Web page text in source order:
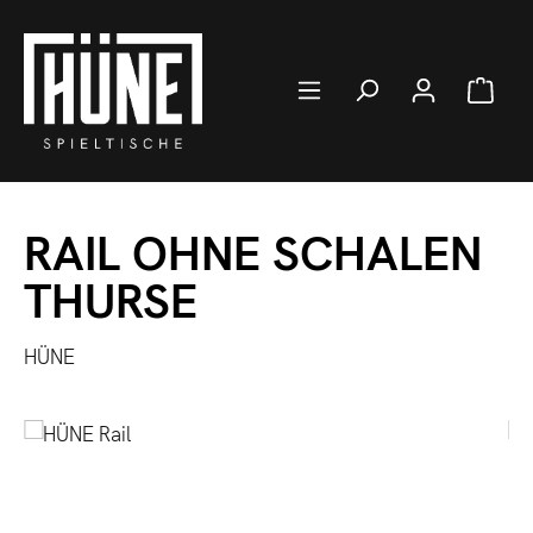
Zum Hauptinhalt springen
RAIL OHNE SCHALEN
THURSE
HÜNE
Bildergalerie überspringen